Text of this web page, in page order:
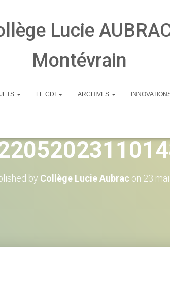
Lucie
Montévrain
LE CDI ARCHIVES
by Collège Lucie Aubracon 23